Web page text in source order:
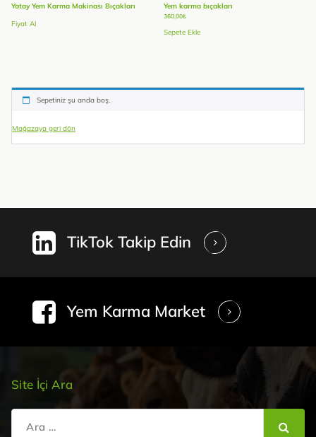
Yatay Yem Karma Makinası Bıçakları
Fiyat Al
Yem karma bıçakları
360,00₺
Sepete Ekle
Sepetiniz şu anda boş.
Mağazaya geri dön
TikTok Takip Edin
Yem Karma Market
Site İçi Ara
Şunu